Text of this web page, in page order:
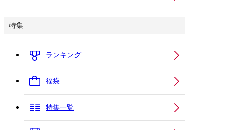
特集
ランキング
福袋
特集一覧